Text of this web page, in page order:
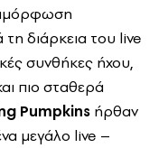
διάρκεια του live
συνθήκες ήχου,
πιο σταθερά
Pumpkins ήρθαν
μεγάλο live –